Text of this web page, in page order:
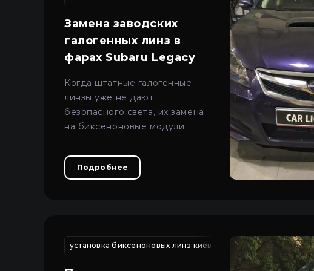
Про автосвет
Все категории
Контакты
Замена заводских
галогенных линз в
фарах Subaru Legacy
Когда штатные галогенные
линзы уже не дают
безопасного света, их замена
на биксеноновые модули
комфорт в ночных поездках.
Подробнее
установка биксеноновых линз киев замена корпуса фары
Войти Закрыть